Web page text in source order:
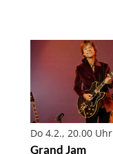
Do 4.2., 20.00 Uhr
Grand Jam